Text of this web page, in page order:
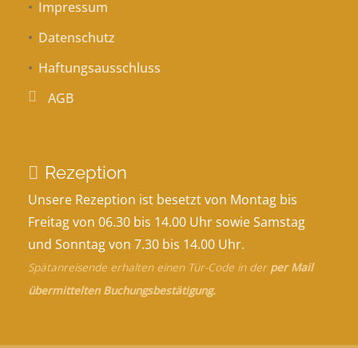
Impressum
Datenschutz
Haftungsausschluss
AGB
Rezeption
Unsere Rezeption ist besetzt von Montag bis
Freitag von 06.30 bis 14.00 Uhr sowie Samstag
und Sonntag von 7.30 bis 14.00 Uhr.
Spätanreisende erhalten einen Tür-Code in der per Mail
übermittelten Buchungsbestätigung.